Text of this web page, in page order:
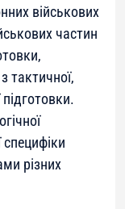
військових
частин
тактичної,
підготовки.
різних